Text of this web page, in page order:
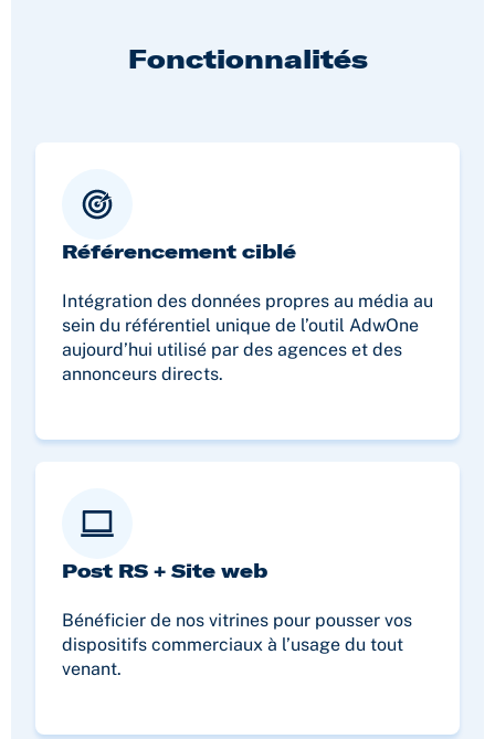
Fonctionnalités
Référencement ciblé
Intégration des données propres au média au
sein du référentiel unique de l’outil AdwOne
aujourd’hui utilisé par des agences et des
annonceurs directs.
Post RS + Site web
Bénéficier de nos vitrines pour pousser vos
dispositifs commerciaux à l’usage du tout
venant.